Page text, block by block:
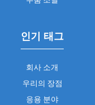
인기 태그
회사 소개
우리의 장점
응용 분야